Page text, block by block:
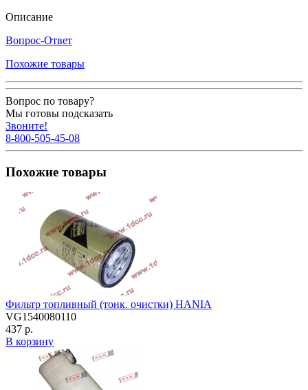
Описание
Вопрос-Ответ
Похожие товары
Вопрос по товару?
Мы готовы подсказать
Звоните!
8-800-505-45-08
Похожие товары
Фильтр топливный (тонк. очистки) HANIA
VG1540080110
437 р.
В корзину